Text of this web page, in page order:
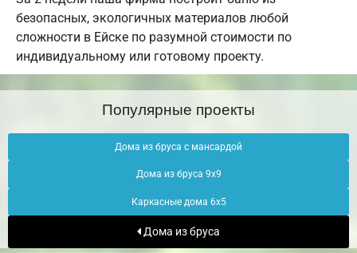
безопасных, экологичных материалов любой
сложности в Ейске по разумной стоимости по
индивидуальному или готовому проекту.
Популярные проекты
Дома из бруса с мансардой
Дома из бруса 9х9
Каркасные дома 6х5
Дома из бруса